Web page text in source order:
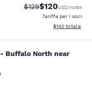
Tariffa di barratura:
$129Tariffa
$120USD/notte
Tariffa per i soci
Visualizza i
$140 totale
North
Buffalo North near
Ottimo. 1801 recensioni